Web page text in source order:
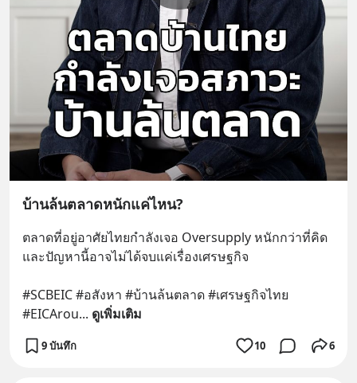
บ้านล้นตลาดหนักแค่ไหน?
ตลาดที่อยู่อาศัยไทยกำลังเจอ Oversupply หนักกว่าที่คิด
และปัญหานี้อาจไม่ได้จบแค่เรื่องเศรษฐกิจ
#SCBEIC #อสังหา #บ้านล้นตลาด #เศรษฐกิจไทย
#EICArou... ดูเพิ่มเติม
9 บันทึก 10 6